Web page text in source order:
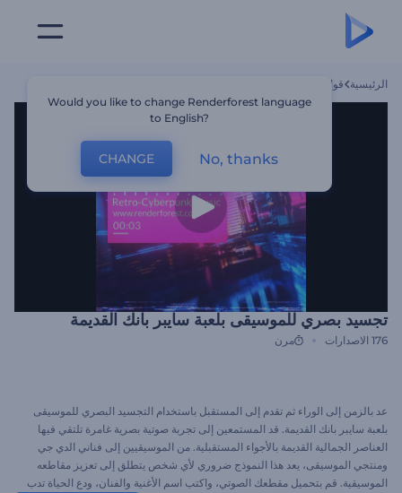
الرئيسية قوالب
تجسيد بصري للموسيقى بلعبة سايبر بانك القديمة
176 الاصدارات مرن
عد بالزمن إلى الوراء ثم تقدم إلى المستقبل باستخدام التجسيد البصري للموسيقى
بلعبة سايبر بانك القديمة. قد المستمعين إلى تجربة صوتية بصرية غامرة تلتقي فيها
العناصر الجمالية القديمة بالأجواء المستقبلية. من الموسيقيين إلى فناني الدي جي
ومنتجي الموسيقى، يعد هذا النموذج ضروري لأي شخص يتطلق إلى تعزيز مقاطعه
الموسيقية. قم بتحميل مقطعك الصوتي، واكتب اسم الأغنية والفنان، ودع الحياة تدب
Would you like to change Renderforest language
to English?
CHANGE No, thanks